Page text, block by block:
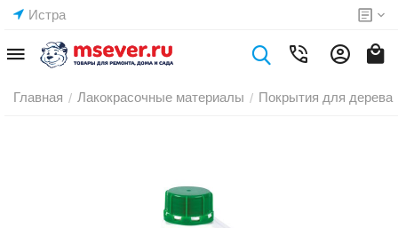
Истра
Главная / Лакокрасочные материалы / Покрытия для дерева